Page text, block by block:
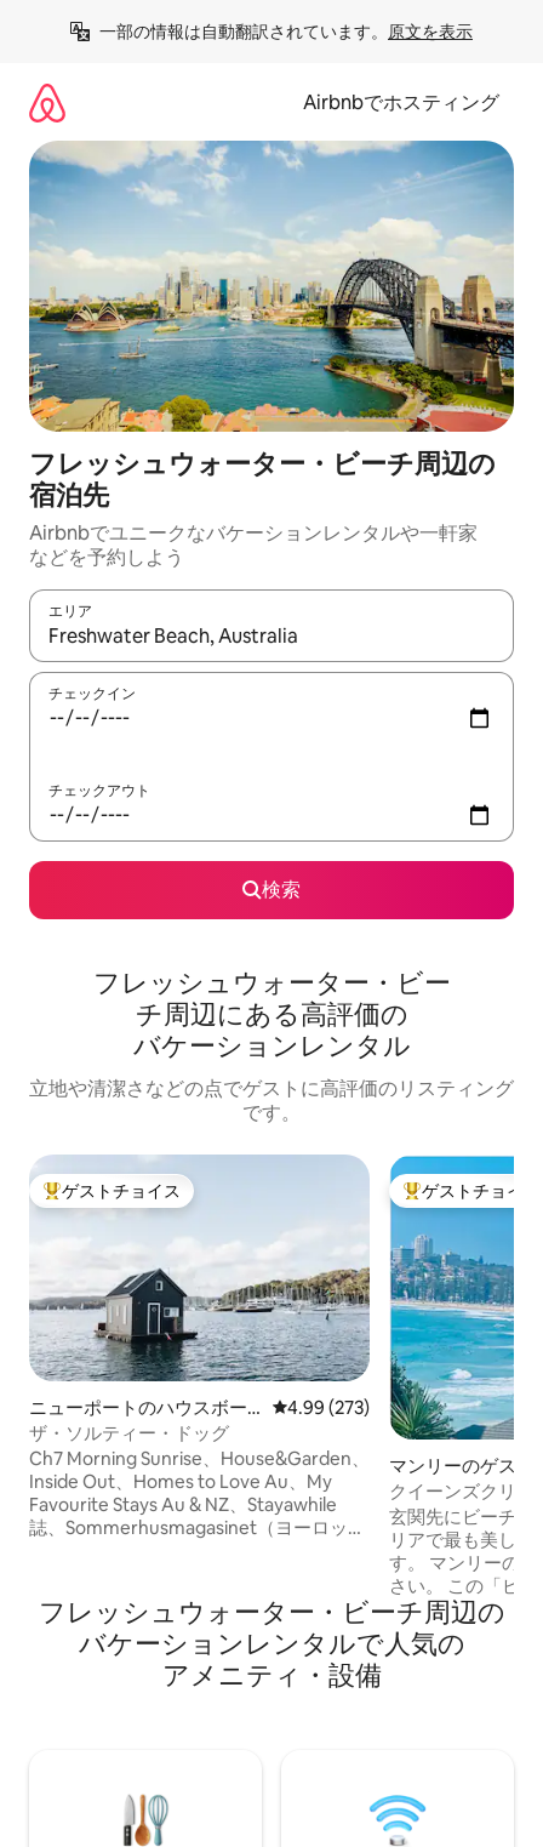
一部の情報は自動翻訳されています。 原文を表示
Airbnbでホスティング
フレッシュウォーター・ビーチ⁠周⁠辺⁠の
宿⁠泊⁠先
Airbnbでユニークなバ⁠ケ⁠ー⁠シ⁠ョ⁠ンレ⁠ン⁠タ⁠ルや一⁠軒⁠家
な⁠ど⁠を予⁠約⁠し⁠よ⁠う
エリア
検索結果が表示されたら、上下の矢印キーを使って移動するか
チェックイン
チェックアウト
検索
フレッシュウォーター・ビー
チ⁠周⁠辺⁠に⁠あ⁠る高⁠評⁠価⁠の
バ⁠ケ⁠ー⁠シ⁠ョ⁠ン⁠レ⁠ン⁠タ⁠ル
立地や清潔さなどの点でゲストに高評価のリスティング
です。
大好評のゲストチョイスです。
ゲストチョイス
ニューポートのハウスボー
ト
レビュー273件、5つ星中4.99つ
4.99 (273)
ザ・ソルティー・ドッグ
Ch7 Morning Sunrise、House&Garden、
Inside Out、Homes to Love Au、My
Favourite Stays Au & NZ、Stayawhile
誌、Sommerhusmagasinet（ヨーロッ
たを取り囲む波紋に太陽がきらめく光...
平和と世界を置き去りにした感覚。 ザル
ティー・ドッグは、快適で水辺に面した
空間で、2名様用の木造ボートハウスで
す。リラックスして「存在」することを
大好評のゲスト
ゲストチョイス
マンリーのゲスト
クイーンズクリフ
ラット、サーフポ
玄関先にビーチがありま
リアで最も美しい
す。 マンリーの
さい。 この「ビーチスタジオ」はあなた
のものです。 マ
ある象徴的な建
ーチにアクセスできます。
ラン、バー、シティフェ
ドでの休暇にぴっ
フレッシュウォーター・ビーチ⁠周⁠辺⁠の
バ⁠ケ⁠ー⁠シ⁠ョ⁠ン⁠レ⁠ン⁠タ⁠ル⁠で人⁠気⁠の
ア⁠メ⁠ニ⁠テ⁠ィ⁠・⁠設⁠備